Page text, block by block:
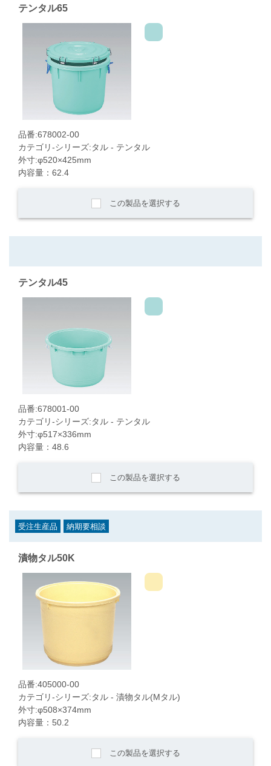
テンタル65
品番:678002-00
カテゴリ-シリーズ:タル - テンタル
外寸:φ520×425mm
内容量：62.4
この製品を選択する
テンタル45
品番:678001-00
カテゴリ-シリーズ:タル - テンタル
外寸:φ517×336mm
内容量：48.6
この製品を選択する
受注生産品 納期要相談
漬物タル50K
品番:405000-00
カテゴリ-シリーズ:タル - 漬物タル(Mタル)
外寸:φ508×374mm
内容量：50.2
この製品を選択する